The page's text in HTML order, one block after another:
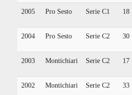
2005 Pro Sesto Serie C1 18
2004 Pro Sesto Serie C2 30
2003 Montichiari Serie C2 17
2002 Montichiari Serie C2 33